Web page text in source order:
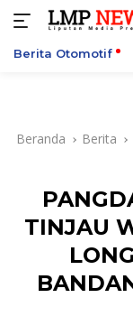
Berita Otomotif
Beranda Berita
TINJAU